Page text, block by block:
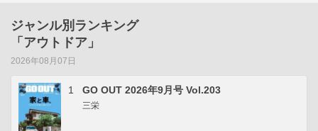
ジャンル別ランキング
「アウトドア」
2026年08月07日
1 GO OUT 2026年9月号 Vol.203
三栄